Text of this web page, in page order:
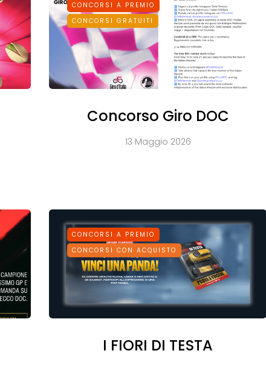
CONCORSI A PREMIO
CONCORSI GRATUITI
Concorso Giro DOC
13 Maggio 2026
CONCORSI A PREMIO
CONCORSI CON ACQUISTO
I FIORI DI TESTA